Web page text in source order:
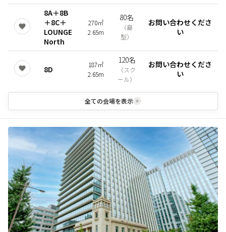
8A＋8B
＋8C＋
LOUNGE
North
270㎡
2.65m
80名
（島
型）
お問い合わせくださ
い
8D
187㎡
2.65m
120名
（スク
ール）
お問い合わせくださ
い
全ての会場を表示